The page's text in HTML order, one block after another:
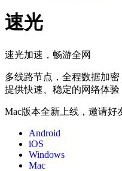
速光
速光加速，畅游全网
多线路节点，全程数据加密
提供快速、稳定的网络体验
Mac版本全新上线，邀请好
Android
iOS
Windows
Mac